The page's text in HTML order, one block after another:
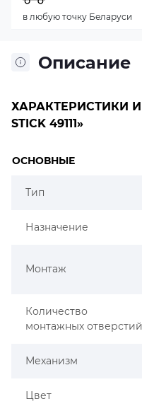
Описание
ХАРАКТЕРИСТИКИ И
STICK 49111»
ОСНОВНЫЕ
Тип
Назначение
Монтаж
Количество
монтажных отверстий
Механизм
Цвет
в любую точку Беларуси